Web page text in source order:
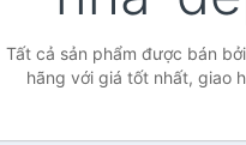
Tất cả sản phẩm được bán
hãng với giá tốt nhất, giao